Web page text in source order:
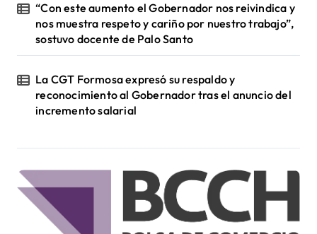
“Con este aumento el Gobernador nos reivindica y
nos muestra respeto y cariño por nuestro trabajo”,
sostuvo docente de Palo Santo
La CGT Formosa expresó su respaldo y
reconocimiento al Gobernador tras el anuncio del
incremento salarial